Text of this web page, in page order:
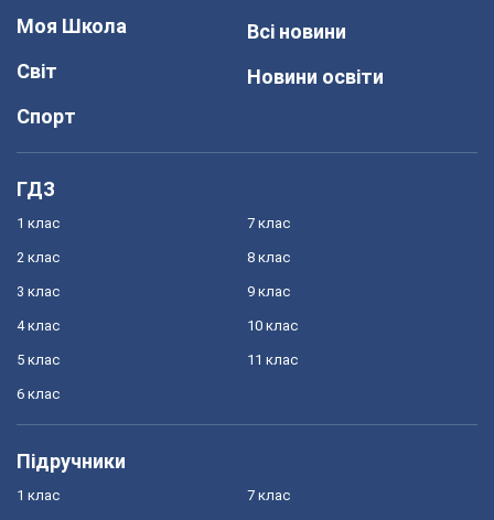
Моя Школа
Світ
Спорт
Всі новини
Новини освіти
ГДЗ
1 клас
2 клас
3 клас
4 клас
5 клас
6 клас
7 клас
8 клас
9 клас
10 клас
11 клас
Підручники
1 клас 7 клас